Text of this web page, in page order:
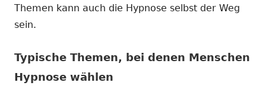
Themen kann auch die Hypnose selbst der Weg
sein.
Typische Themen, bei denen Menschen
Hypnose wählen